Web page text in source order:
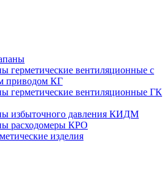
герметические вентиляционные с
приводом КГ
герметические вентиляционные ГК
избыточного давления КИДМ
расходомеры КРО
изделия